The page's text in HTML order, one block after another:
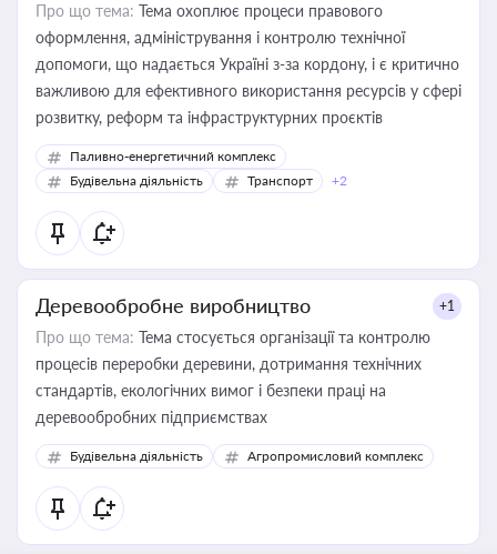
Про що тема: Тема охоплює процеси правового
оформлення, адміністрування і контролю технічної
допомоги, що надається Україні з-за кордону, і є критично
важливою для ефективного використання ресурсів у сфері
розвитку, реформ та інфраструктурних проєктів
Паливно-енергетичний комплекс
Будівельна діяльність
Транспорт +2
Деревообробне виробництво +1
Про що тема: Тема стосується організації та контролю
процесів переробки деревини, дотримання технічних
стандартів, екологічних вимог і безпеки праці на
деревообробних підприємствах
Будівельна діяльність Агропромисловий комплекс